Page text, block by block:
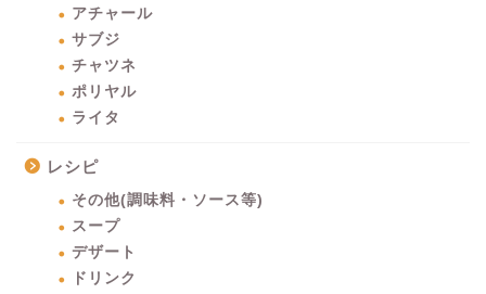
アチャール
サブジ
チャツネ
ポリヤル
ライタ
レシピ
その他(調味料・ソース等)
スープ
デザート
ドリンク